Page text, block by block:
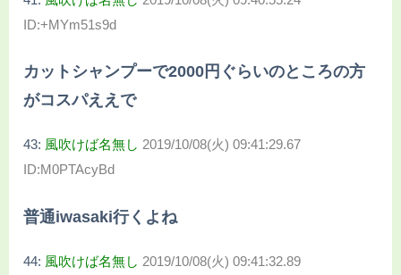
ID:+MYm51s9d
カットシャンプーで2000円ぐらいのところの方
がコスパええで
43: 風吹けば名無し 2019/10/08(火) 09:41:29.67
ID:M0PTAcyBd
普通iwasaki行くよね
44: 風吹けば名無し 2019/10/08(火) 09:41:32.89